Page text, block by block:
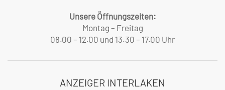
Unsere Öffnungszeiten:
Montag – Freitag
08.00 – 12.00 und 13.30 – 17.00 Uhr
ANZEIGER INTERLAKEN